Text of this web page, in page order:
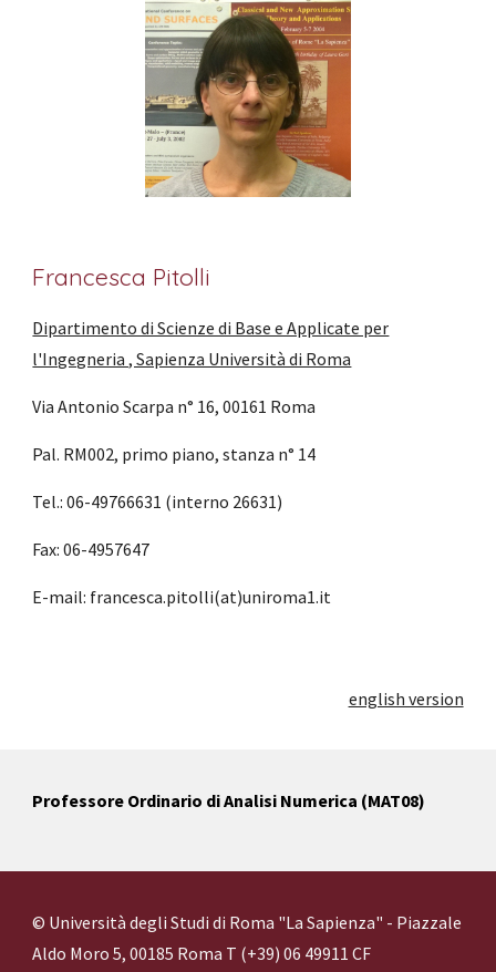
Francesca Pitolli
Dipartimento di Scienze di Base e Applicate per
l'Ingegneria , Sapienza Università di Roma
Via Antonio Scarpa n° 16, 00161 Roma
Pal. RM002, primo piano, stanza n° 14
Tel.: 06-49766631 (interno 26631)
Fax: 06-4957647
E-mail: francesca.pitolli(at)uniroma1.it
english version
Professore Ordinario di Analisi Numerica (MAT08)
© Università degli Studi di Roma "La Sapienza" - Piazzale
Aldo Moro 5, 00185 Roma T (+39) 06 49911 CF